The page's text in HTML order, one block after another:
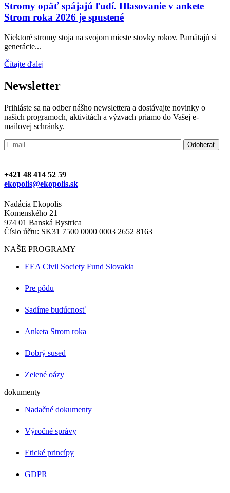
Stromy opäť spájajú ľudí. Hlasovanie v ankete
Strom roka 2026 je spustené
Niektoré stromy stoja na svojom mieste stovky rokov. Pamätajú si
generácie...
Čítajte ďalej
Newsletter
Prihláste sa na odber nášho newslettera a dostávajte novinky o
našich programoch, aktivitách a výzvach priamo do Vašej e-
mailovej schránky.
+421 48 414 52 59
ekopolis@ekopolis.sk
Nadácia Ekopolis
Komenského 21
974 01 Banská Bystrica
Číslo účtu: SK31 7500 0000 0003 2652 8163
NAŠE PROGRAMY
EEA Civil Society Fund Slovakia
Pre pôdu
Sadíme budúcnosť
Anketa Strom roka
Dobrý sused
Zelené oázy
dokumenty
Nadačné dokumenty
Výročné správy
Etické princípy
GDPR